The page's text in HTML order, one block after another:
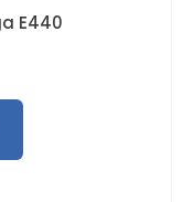
E440